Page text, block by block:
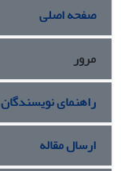
صفحه اصلی
مرور
راهنمای نویسندگان
ارسال مقاله